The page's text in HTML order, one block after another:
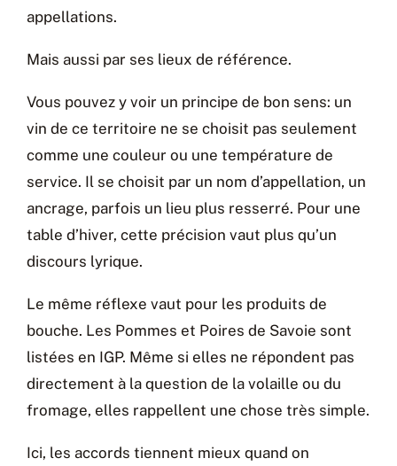
appellations.
Mais aussi par ses lieux de référence.
Vous pouvez y voir un principe de bon sens: un
vin de ce territoire ne se choisit pas seulement
comme une couleur ou une température de
service. Il se choisit par un nom d’appellation, un
ancrage, parfois un lieu plus resserré. Pour une
table d’hiver, cette précision vaut plus qu’un
discours lyrique.
Le même réflexe vaut pour les produits de
bouche. Les Pommes et Poires de Savoie sont
listées en IGP. Même si elles ne répondent pas
directement à la question de la volaille ou du
fromage, elles rappellent une chose très simple.
Ici, les accords tiennent mieux quand on